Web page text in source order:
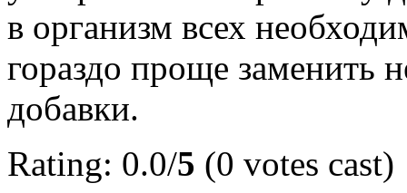
в организм всех
гораздо проще заменить
добавки.
Rating: 0.0/5 (0 votes cast)